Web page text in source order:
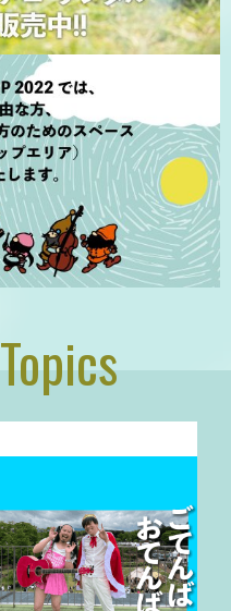
Topics